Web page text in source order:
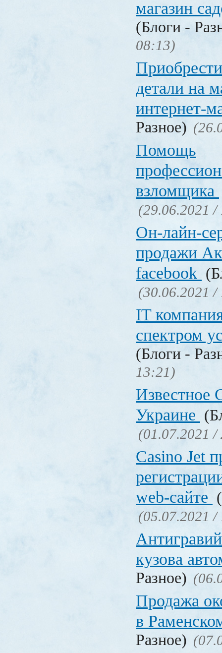
магазин
(Блоги -
08:13)
детали на
интернет-
Разное)
Помощь
взломщика
(29.06.2021 /
Он-лайн-
продажи
facebook
(30.06.2021 /
IT
спектром
(Блоги -
13:21)
Известное
Украине
(01.07.2021 /
Сasino Jet
web-сайте
(05.07.2021 /
кузова
Разное)
Продажа
в
Разное)